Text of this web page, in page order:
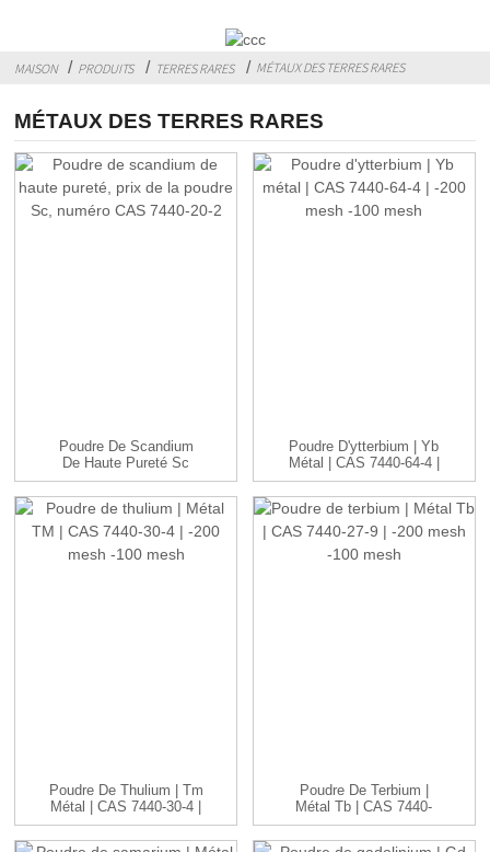
MAISON PRODUITS TERRES RARES MÉTAUX DES TERRES RARES
MÉTAUX DES TERRES RARES
Poudre De Scandium
De Haute Pureté Sc
Prix De La Poudre
CAS...
Poudre D'ytterbium | Yb
Métal | CAS 7440-64-4 |
-...
Poudre De Thulium | Tm
Métal | CAS 7440-30-4 |
-20...
Poudre De Terbium |
Métal Tb | CAS 7440-
27-9 | -20...